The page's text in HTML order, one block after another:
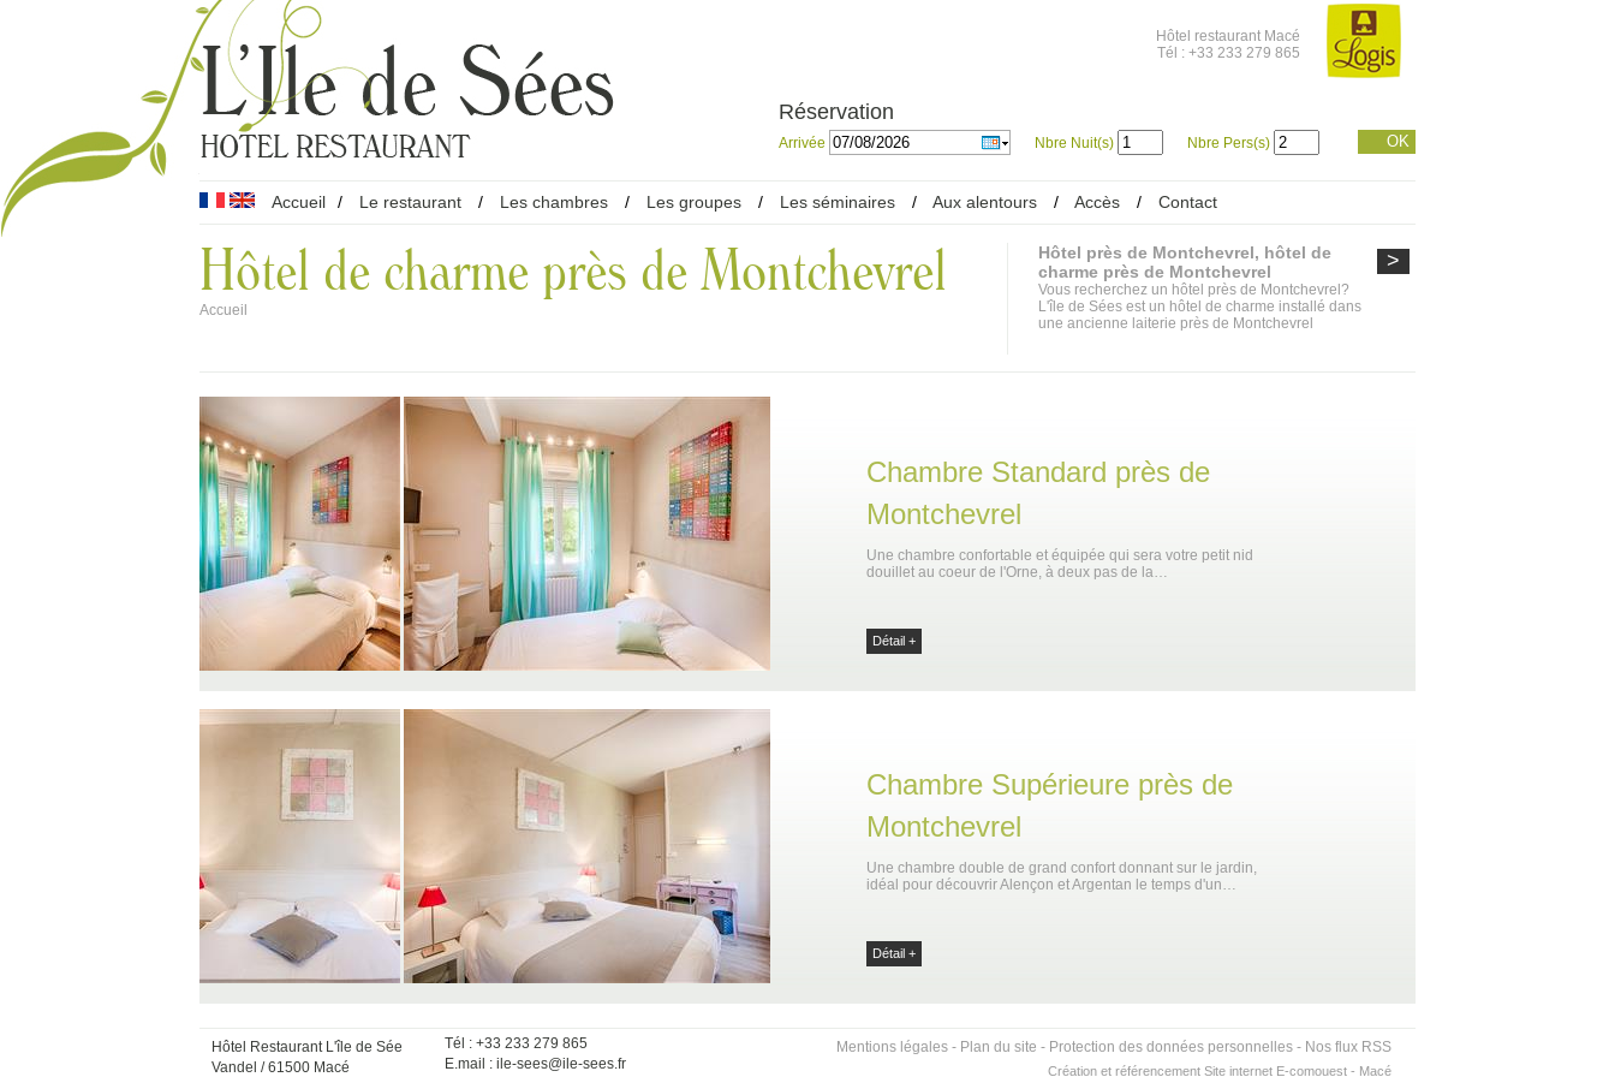
Hôtel restaurant Macé
Tél : +33 233 279 865
Réservation
Arrivée Nbre Nuit(s) Nbre Pers(s) OK
Accueil / Le restaurant / Les chambres / Les groupes / Les séminaires / Aux alentours / Accès / Contact
Hôtel de charme près de Montchevrel
Accueil
Hôtel près de Montchevrel, hôtel de
charme près de Montchevrel
Vous recherchez un hôtel près de Montchevrel?
L'île de Sées est un hôtel de charme installé dans
une ancienne laiterie près de Montchevrel
>
Chambre Standard près de
Montchevrel
Une chambre confortable et équipée qui sera votre petit nid
douillet au coeur de l'Orne, à deux pas de la…
Détail +
Chambre Supérieure près de
Montchevrel
Une chambre double de grand confort donnant sur le jardin,
idéal pour découvrir Alençon et Argentan le temps d'un…
Détail +
Mentions légales - Plan du site - Protection des données personnelles - Nos flux RSS
Création et référencement Site internet E-comouest - Macé
Hôtel Restaurant L'île de Sée
Vandel / 61500 Macé
Tél : +33 233 279 865
E.mail : ile-sees@ile-sees.fr